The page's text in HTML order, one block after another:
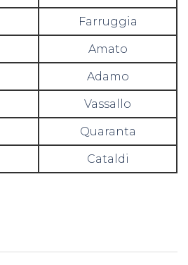
Farruggia
Amato
Adamo
Vassallo
Quaranta
Cataldi